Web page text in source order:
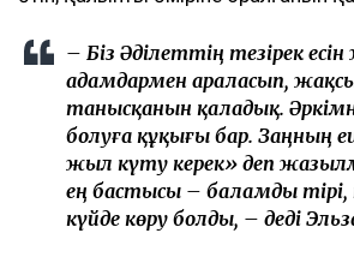
– Біз Әділеттің тезірек
адамдармен араласып,
танысқанын қаладық.
болуға құқығы бар. Заңның
жыл күту керек» деп
ең бастысы – баламды
күйде көру болды, – деді